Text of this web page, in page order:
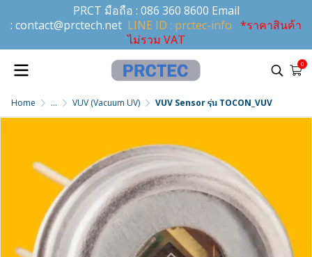
PRCT มือถือ : 086 360 8600 Email
: contact@prctech.net LINE ID : prctec-info *ราคาสินค้า
ไม่รวม VAT
0
Home ... VUV (Vacuum UV) VUV Sensor รุ่น TOCON_VUV